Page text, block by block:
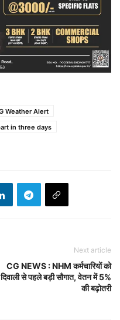
Weather Alert
in three days
Next article
CG NEWS : NHM कर्मचारियों को
दिवाली से पहले बड़ी सौगात, वेतन में 5%
की बढ़ोतरी